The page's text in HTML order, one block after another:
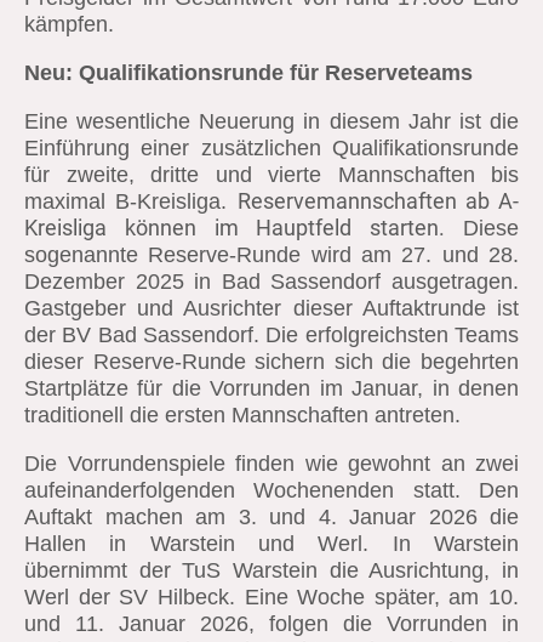
kämpfen.
Neu: Qualifikationsrunde für Reserveteams
Eine wesentliche Neuerung in diesem Jahr ist die
Einführung einer zusätzlichen Qualifikationsrunde
für zweite, dritte und vierte Mannschaften bis
maximal B-Kreisliga. Reservemannschaften ab A-
Kreisliga können im Hauptfeld starten. Diese
sogenannte Reserve-Runde wird am 27. und 28.
Dezember 2025 in Bad Sassendorf ausgetragen.
Gastgeber und Ausrichter dieser Auftaktrunde ist
der BV Bad Sassendorf. Die erfolgreichsten Teams
dieser Reserve-Runde sichern sich die begehrten
Startplätze für die Vorrunden im Januar, in denen
traditionell die ersten Mannschaften antreten.
Die Vorrundenspiele finden wie gewohnt an zwei
aufeinanderfolgenden Wochenenden statt. Den
Auftakt machen am 3. und 4. Januar 2026 die
Hallen in Warstein und Werl. In Warstein
übernimmt der TuS Warstein die Ausrichtung, in
Werl der SV Hilbeck. Eine Woche später, am 10.
und 11. Januar 2026, folgen die Vorrunden in